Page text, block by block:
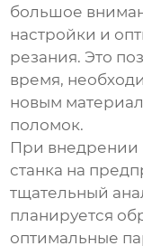
большое
настройки и
резания. Это
время,
новым
поломок.
При внедрении
станка на
тщательный
планируется
оптимальные